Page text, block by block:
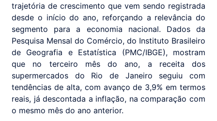
trajetória de crescimento que vem sendo registrada
desde o início do ano, reforçando a relevância do
segmento para a economia nacional. Dados da
Pesquisa Mensal do Comércio, do Instituto Brasileiro
de Geografia e Estatística (PMC/IBGE), mostram
que no terceiro mês do ano, a receita dos
supermercados do Rio de Janeiro seguiu com
tendências de alta, com avanço de 3,9% em termos
reais, já descontada a inflação, na comparação com
o mesmo mês do ano anterior.